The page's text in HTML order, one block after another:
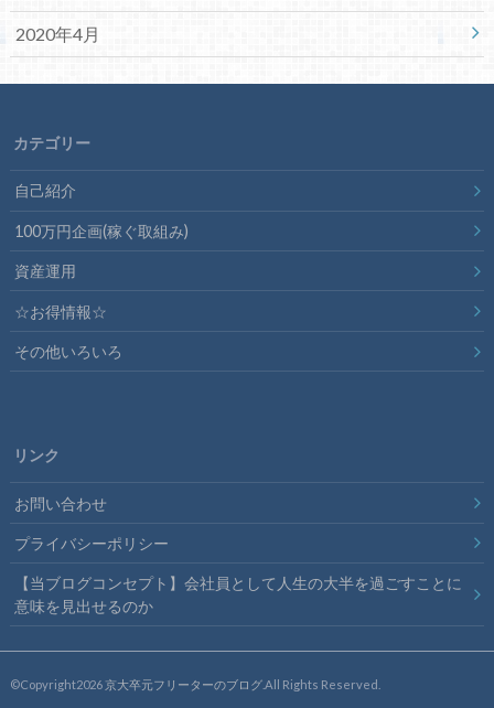
2020年4月
カテゴリー
自己紹介
100万円企画(稼ぐ取組み)
資産運用
☆お得情報☆
その他いろいろ
リンク
お問い合わせ
プライバシーポリシー
【当ブログコンセプト】会社員として人生の大半を過ごすことに
意味を見出せるのか
©Copyright2026京大卒元フリーターのブログ.All Rights Reserved.